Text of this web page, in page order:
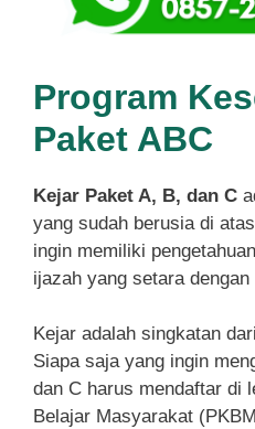
Program
Paket ABC
Kejar Paket A, B, dan C
yang sudah berusia di
ingin memiliki
ijazah yang setara
Kejar adalah singkatan
Siapa saja yang ingin
dan C harus mendaftar di
Belajar Masyarakat